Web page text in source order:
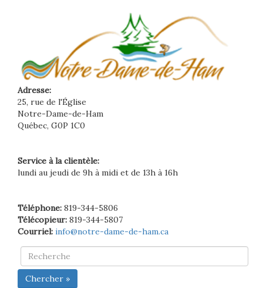
Adresse:
25, rue de l'Église
Notre-Dame-de-Ham
Québec, G0P 1C0
Service à la clientèle:
lundi au jeudi de 9h à midi et de 13h à 16h
Téléphone: 819-344-5806
Télécopieur: 819-344-5807
Courriel: info@notre-dame-de-ham.ca
Chercher »